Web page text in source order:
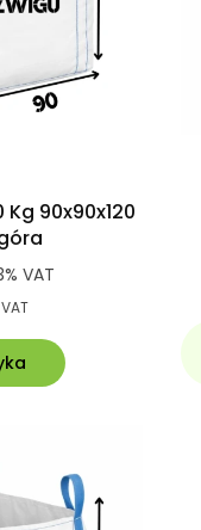
90x90x120
VAT